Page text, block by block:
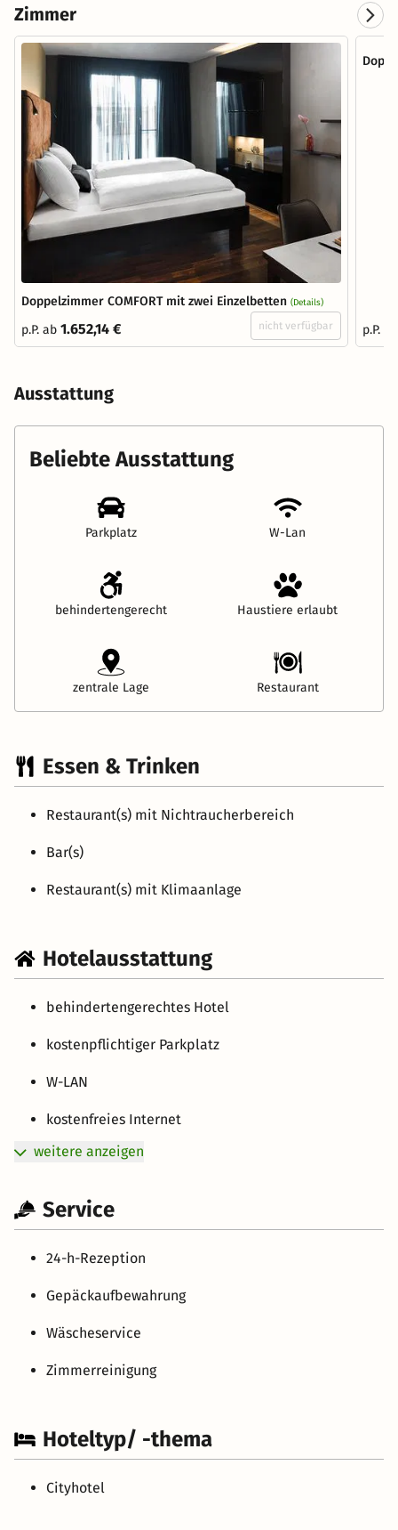
Zimmer
Doppelzimmer COMFORT mit zwei Einzelbetten (Details)
p.P. ab 1.652,14 € nicht verfügbar p.P.
Ausstattung
Beliebte Ausstattung
Parkplatz W-Lan
behindertengerecht Haustiere erlaubt
zentrale Lage Restaurant
Essen & Trinken
Restaurant(s) mit Nichtraucherbereich
Bar(s)
Restaurant(s) mit Klimaanlage
Hotelausstattung
behindertengerechtes Hotel
kostenpflichtiger Parkplatz
W-LAN
kostenfreies Internet
weitere anzeigen
Service
24-h-Rezeption
Gepäckaufbewahrung
Wäscheservice
Zimmerreinigung
Hoteltyp/ -thema
Cityhotel